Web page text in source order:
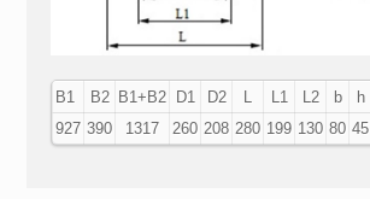
В1 В2 В1+В2 D1 D2 L1 L2 b h
927 390 1317 260 208 280 199 130 80 45